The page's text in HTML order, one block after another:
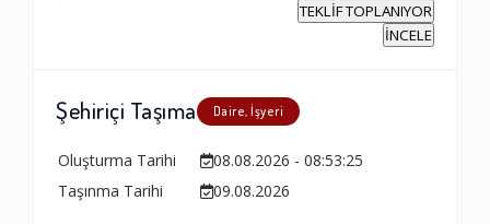
TEKLİF TOPLANIYOR
İNCELE
Şehiriçi Taşıma Daire, İşyeri
Oluşturma Tarihi
08.08.2026 - 08:53:25
Taşınma Tarihi
09.08.2026